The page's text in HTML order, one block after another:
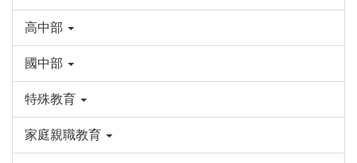
高中部
國中部
特殊教育
家庭親職教育